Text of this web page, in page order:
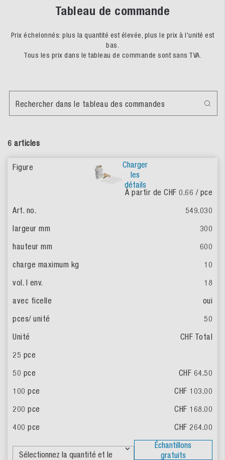
Tableau de commande
Prix échelonnés: plus la quantité est élevée, plus le prix à l'unité est
bas.
Tous les prix dans le tableau de commande sont sans TVA.
6 articles
Rechercher dans le tableau des commandes
Charger
les
détails
À partir de CHF 0.66 / pce
549.030
300
600
10
18
oui
50
CHF Total
CHF 64.50
CHF 103.00
CHF 168.00
CHF 264.00
Échantillons
gratuits